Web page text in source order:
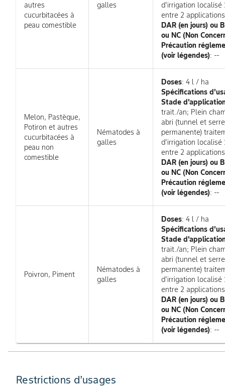
autres
cucurbitacées à
peau comestible
galles
d'irrigation localisé
entre 2 applications
DAR (en jours) ou
ou NC (Non
Précaution
(voir légendes): --
Melon, Pastèque,
Potiron et autres
cucurbitacées à
peau non
comestible
Nématodes à
galles
Doses: 4 l / ha
Spécifications
Stade
trait./an; Plein
abri (tunnel et serre
permanente)
d'irrigation localisé
entre 2 applications
DAR (en jours) ou
ou NC (Non
Précaution
(voir légendes): --
Poivron, Piment
Nématodes à
galles
Doses: 4 l / ha
Spécifications
Stade
trait./an; Plein
abri (tunnel et serre
permanente)
d'irrigation localisé
entre 2 applications
DAR (en jours) ou
ou NC (Non
Précaution
(voir légendes): --
Restrictions d’usages